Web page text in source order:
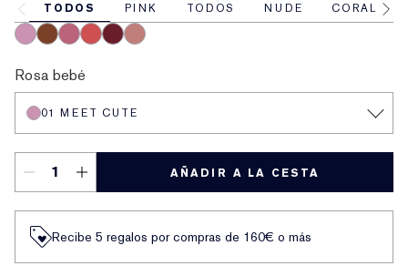
TODOS PINK TODOS NUDE CORAL
Rosa bebé
01 MEET CUTE
AÑADIR A LA CESTA
Recibe 5 regalos por compras de 160€ o más